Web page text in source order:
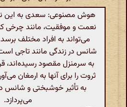
هوش مصنوعی: سعدی به این
نعمت و موفقیت، مانند چرخی
می‌تواند به افراد مختلف
شانس در زندگی مانند تاجی
به سرمنزل مقصود رسیده‌اند،
ثروت را برای آنها به ارمغان
به تأثیر خوشبختی و شانس
می‌پردازد.